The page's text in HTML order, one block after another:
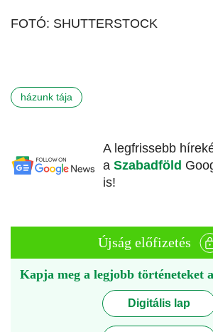
FOTÓ: SHUTTERSTOCK
házunk tája
A legfrissebb
a Szabadföld
is!
Újság előfizetés
Kapja meg a legjobb történeteket
Digitális lap